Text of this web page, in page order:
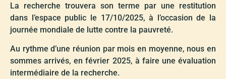
La recherche trouvera son terme par une restitution
dans l’espace public le 17/10/2025, à l’occasion de la
journée mondiale de lutte contre la pauvreté.
Au rythme d’une réunion par mois en moyenne, nous en
sommes arrivés, en février 2025, à faire une évaluation
intermédiaire de la recherche.